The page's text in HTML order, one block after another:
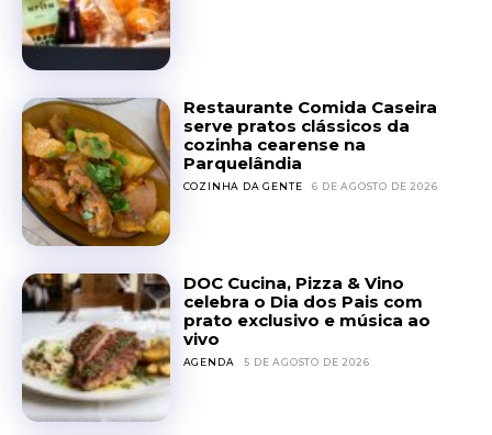
Restaurante Comida Caseira
serve pratos clássicos da
cozinha cearense na
Parquelândia
COZINHA DA GENTE 6 DE AGOSTO DE 2026
DOC Cucina, Pizza & Vino
celebra o Dia dos Pais com
prato exclusivo e música ao
vivo
AGENDA 5 DE AGOSTO DE 2026